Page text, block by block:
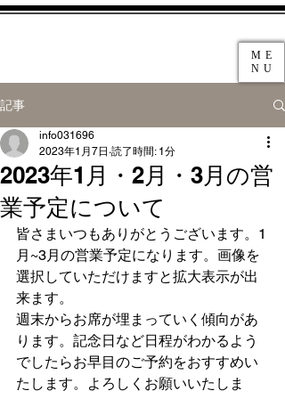
ME
NU
記事
2023年1月・2月・3月の営
業予定について
info031696
2023年1月7日 読了時間: 1分
皆さまいつもありがとうございます。1
月~3月の営業予定になります。画像を
選択していただけますと拡大表示が出
来ます。
週末からお席が埋まっていく傾向があ
ります。記念日など日程がわかるよう
でしたらお早目のご予約をおすすめい
たします。よろしくお願いいたしま